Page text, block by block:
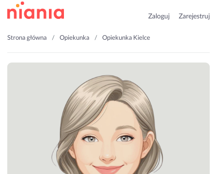
Zaloguj Zarejestruj
Strona główna Opiekunka Opiekunka Kielce